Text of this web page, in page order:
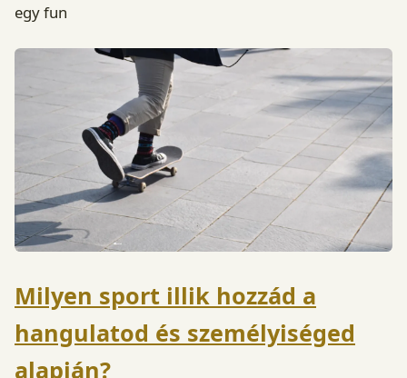
egy fun
Milyen sport illik hozzád a
hangulatod és személyiséged
alapján?